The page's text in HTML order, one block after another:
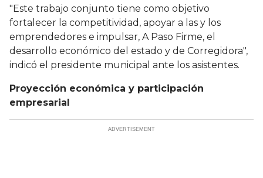
"Este trabajo conjunto tiene como objetivo
fortalecer la competitividad, apoyar a las y los
emprendedores e impulsar, A Paso Firme, el
desarrollo económico del estado y de Corregidora",
indicó el presidente municipal ante los asistentes.
Proyección económica y participación
empresarial